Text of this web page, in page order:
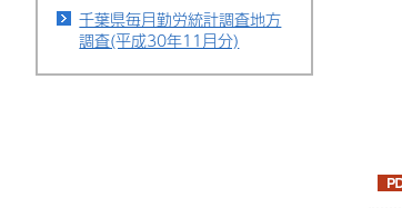
千葉県毎月勤労統計調査地方
調査(平成30年11月分)